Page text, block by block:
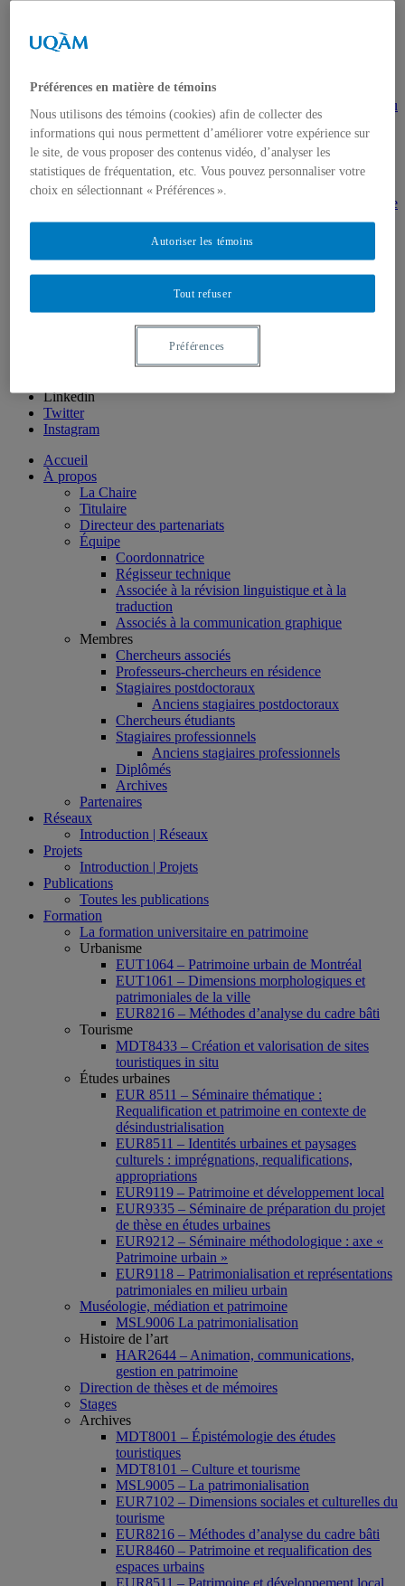
MSL9005 – La patrimonialisation
EUR7102 – Dimensions sociales et culturelles du
tourisme
EUR8216 – Méthodes d’analyse du cadre bâti
EUR8460 – Patrimoine et requalification des
espaces urbains
EUR8511 – Patrimoine et développement local
EUT1065 – Gestion et valorisation du patrimoine
urbain
Séminaire d’exploration en études urbaines –
patrimoniales en milieu urbain
Événements
Introduction | Événements
Linkedin
Twitter
Instagram
Accueil
À propos
La Chaire
Titulaire
Directeur des partenariats
Équipe
Coordonnatrice
Régisseur technique
Associée à la révision linguistique et à la
traduction
Associés à la communication graphique
Membres
Chercheurs associés
Professeurs-chercheurs en résidence
Stagiaires postdoctoraux
Anciens stagiaires postdoctoraux
Chercheurs étudiants
Stagiaires professionnels
Anciens stagiaires professionnels
Diplômés
Archives
Partenaires
Réseaux
Introduction | Réseaux
Projets
Introduction | Projets
Publications
Toutes les publications
Formation
La formation universitaire en patrimoine
Urbanisme
EUT1064 – Patrimoine urbain de Montréal
EUT1061 – Dimensions morphologiques et
patrimoniales de la ville
EUR8216 – Méthodes d’analyse du cadre bâti
Tourisme
MDT8433 – Création et valorisation de sites
touristiques in situ
Études urbaines
EUR 8511 – Séminaire thématique :
Requalification et patrimoine en contexte de
désindustrialisation
EUR8511 – Identités urbaines et paysages
culturels : imprégnations, requalifications,
appropriations
EUR9119 – Patrimoine et développement local
EUR9335 – Séminaire de préparation du projet
de thèse en études urbaines
EUR9212 – Séminaire méthodologique : axe «
Patrimoine urbain »
EUR9118 – Patrimonialisation et représentations
patrimoniales en milieu urbain
Muséologie, médiation et patrimoine
MSL9006 La patrimonialisation
Histoire de l’art
HAR2644 – Animation, communications,
gestion en patrimoine
Direction de thèses et de mémoires
Stages
Archives
MDT8001 – Épistémologie des études
touristiques
MDT8101 – Culture et tourisme
MSL9005 – La patrimonialisation
EUR7102 – Dimensions sociales et culturelles du
tourisme
EUR8216 – Méthodes d’analyse du cadre bâti
EUR8460 – Patrimoine et requalification des
espaces urbains
EUR8511 – Patrimoine et développement local
Préférences en matière de témoins
Nous utilisons des témoins (cookies) afin de collecter des
informations qui nous permettent d’améliorer votre expérience sur
le site, de vous proposer des contenus vidéo, d’analyser les
statistiques de fréquentation, etc. Vous pouvez personnaliser votre
choix en sélectionnant « Préférences ».
Tout refuser
Autoriser les témoins
Préférences